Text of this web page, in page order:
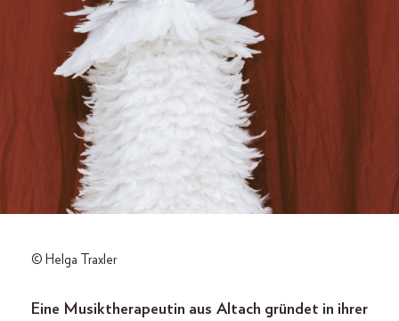
© Helga Traxler
Eine Musiktherapeutin aus Altach gründet in ihrer